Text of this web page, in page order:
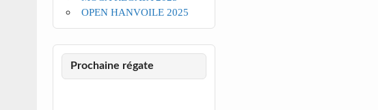
OPEN HANVOILE 2025
Prochaine régate